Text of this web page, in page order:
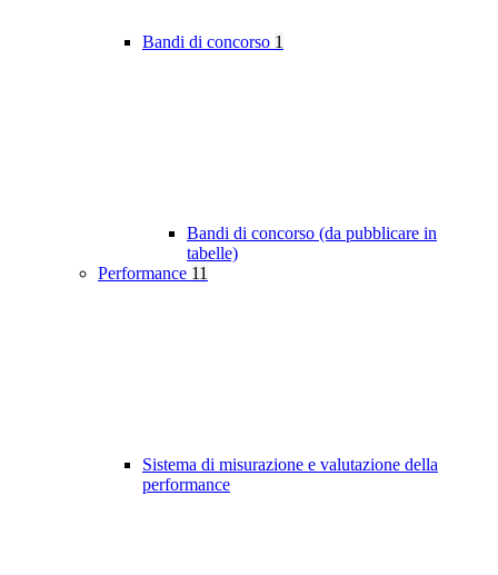
Bandi di concorso 1
Bandi di concorso (da pubblicare in
tabelle)
Performance 11
Sistema di misurazione e valutazione della
performance